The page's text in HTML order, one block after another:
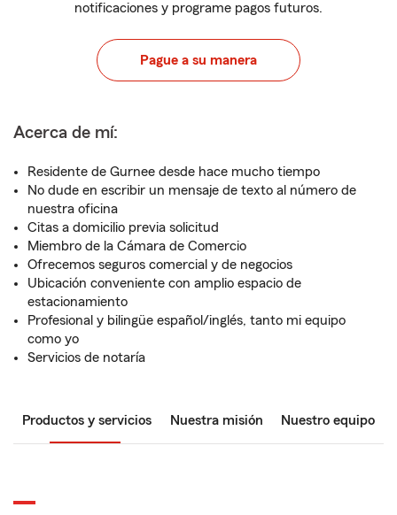
notificaciones y programe pagos futuros.
Pague a su manera
Acerca de mí:
Residente de Gurnee desde hace mucho tiempo
No dude en escribir un mensaje de texto al número de
nuestra oficina
Citas a domicilio previa solicitud
Miembro de la Cámara de Comercio
Ofrecemos seguros comercial y de negocios
Ubicación conveniente con amplio espacio de
estacionamiento
Profesional y bilingüe español/inglés, tanto mi equipo
como yo
Servicios de notaría
Productos y servicios Nuestra misión Nuestro equipo